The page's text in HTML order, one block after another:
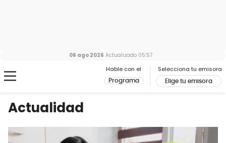
Hable con el
Programa
Selecciona tu emisora
Elige tu emisora
06 ago 2026 Actualizado 05:57
Actualidad